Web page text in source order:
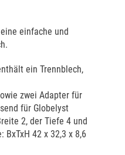
einfache und
ein Trennblech,
zwei Adapter für
für Globelyst
2, der Tiefe 4 und
BxTxH 42 x 32,3 x 8,6